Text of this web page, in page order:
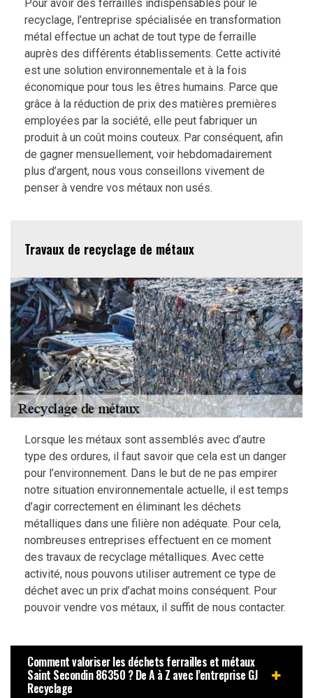
Pour avoir des ferrailles indispensables pour le
recyclage, l’entreprise spécialisée en transformation
métal effectue un achat de tout type de ferraille
auprès des différents établissements. Cette activité
est une solution environnementale et à la fois
économique pour tous les êtres humains. Parce que
grâce à la réduction de prix des matières premières
employées par la société, elle peut fabriquer un
produit à un coût moins couteux. Par conséquent, afin
de gagner mensuellement, voir hebdomadairement
plus d’argent, nous vous conseillons vivement de
penser à vendre vos métaux non usés.
Travaux de recyclage de métaux
Lorsque les métaux sont assemblés avec d’autre
type des ordures, il faut savoir que cela est un danger
pour l’environnement. Dans le but de ne pas empirer
notre situation environnementale actuelle, il est temps
d’agir correctement en éliminant les déchets
métalliques dans une filière non adéquate. Pour cela,
nombreuses entreprises effectuent en ce moment
des travaux de recyclage métalliques. Avec cette
activité, nous pouvons utiliser autrement ce type de
déchet avec un prix d’achat moins conséquent. Pour
pouvoir vendre vos métaux, il suffit de nous contacter.
Comment valoriser les déchets ferrailles et métaux
Saint Secondin 86350 ? De A à Z avec l’entreprise GJ
Recyclage